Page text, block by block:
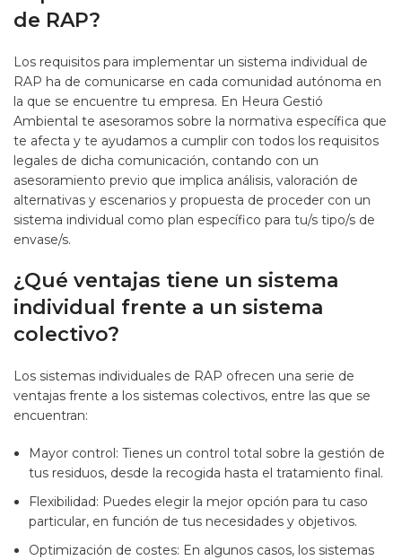
de RAP?
Los requisitos para implementar un sistema individual de
RAP ha de comunicarse en cada comunidad autónoma en
la que se encuentre tu empresa. En Heura Gestió
Ambiental te asesoramos sobre la normativa específica que
te afecta y te ayudamos a cumplir con todos los requisitos
legales de dicha comunicación, contando con un
asesoramiento previo que implica análisis, valoración de
alternativas y escenarios y propuesta de proceder con un
sistema individual como plan específico para tu/s tipo/s de
envase/s.
¿Qué ventajas tiene un sistema
individual frente a un sistema
colectivo?
Los sistemas individuales de RAP ofrecen una serie de
ventajas frente a los sistemas colectivos, entre las que se
encuentran:
Mayor control: Tienes un control total sobre la gestión de
tus residuos, desde la recogida hasta el tratamiento final.
Flexibilidad: Puedes elegir la mejor opción para tu caso
particular, en función de tus necesidades y objetivos.
Optimización de costes: En algunos casos, los sistemas